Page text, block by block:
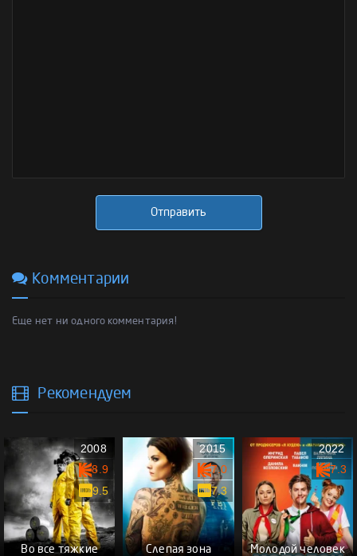
Отправить
Комментарии
Еще нет ни одного комментария!
Рекомендуем
Во все тяжкие
2008
8.9
9.5
Слепая зона
2015
7.0
7.3
Молодой человек
2022
7.3